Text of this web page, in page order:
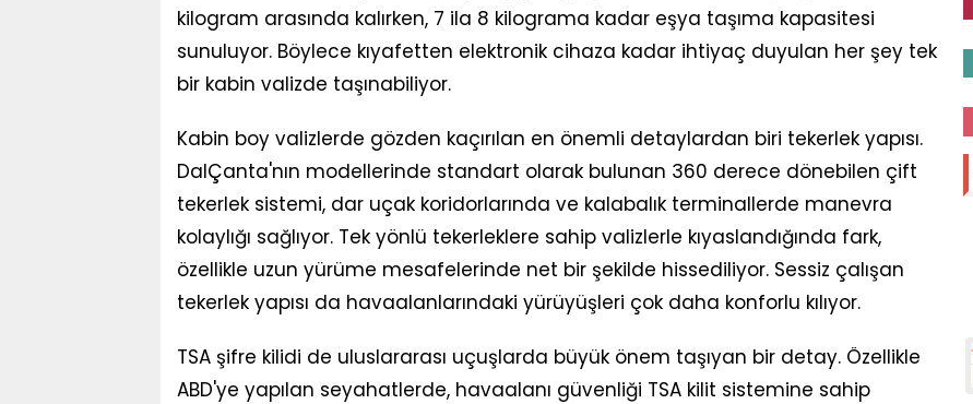
kilogram arasında kalırken, 7 ila 8 kilograma kadar eşya taşıma kapasitesi
sunuluyor. Böylece kıyafetten elektronik cihaza kadar ihtiyaç duyulan her şey tek
bir kabin valizde taşınabiliyor.
Kabin boy valizlerde gözden kaçırılan en önemli detaylardan biri tekerlek yapısı.
DalÇanta'nın modellerinde standart olarak bulunan 360 derece dönebilen çift
tekerlek sistemi, dar uçak koridorlarında ve kalabalık terminallerde manevra
kolaylığı sağlıyor. Tek yönlü tekerleklere sahip valizlerle kıyaslandığında fark,
özellikle uzun yürüme mesafelerinde net bir şekilde hissediliyor. Sessiz çalışan
tekerlek yapısı da havaalanlarındaki yürüyüşleri çok daha konforlu kılıyor.
TSA şifre kilidi de uluslararası uçuşlarda büyük önem taşıyan bir detay. Özellikle
ABD'ye yapılan seyahatlerde, havaalanı güvenliği TSA kilit sistemine sahip